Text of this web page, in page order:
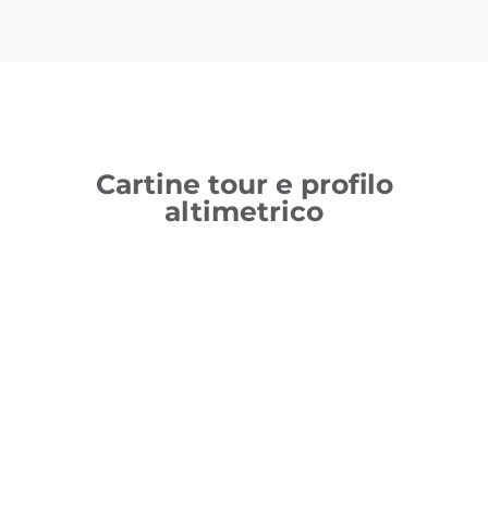
Cartine tour e profilo
altimetrico